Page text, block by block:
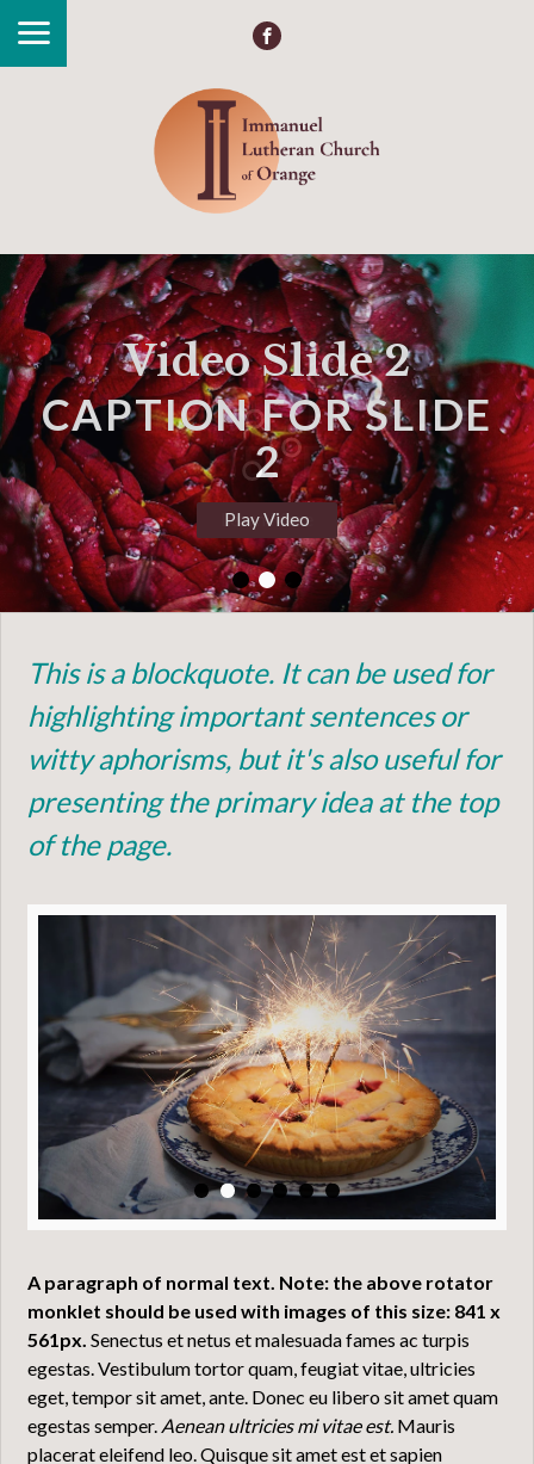
Plain Ol' Image Slide
NOTHING FANCY
HERE
Learn More
This is a blockquote. It can be used for
highlighting important sentences or
witty aphorisms, but it's also useful for
presenting the primary idea at the top
of the page.
A paragraph of normal text. Note: the above rotator
monklet should be used with images of this size: 841 x
561px. Senectus et netus et malesuada fames ac turpis
egestas. Vestibulum tortor quam, feugiat vitae, ultricies
eget, tempor sit amet, ante. Donec eu libero sit amet quam
egestas semper. Aenean ultricies mi vitae est. Mauris
placerat eleifend leo. Quisque sit amet est et sapien